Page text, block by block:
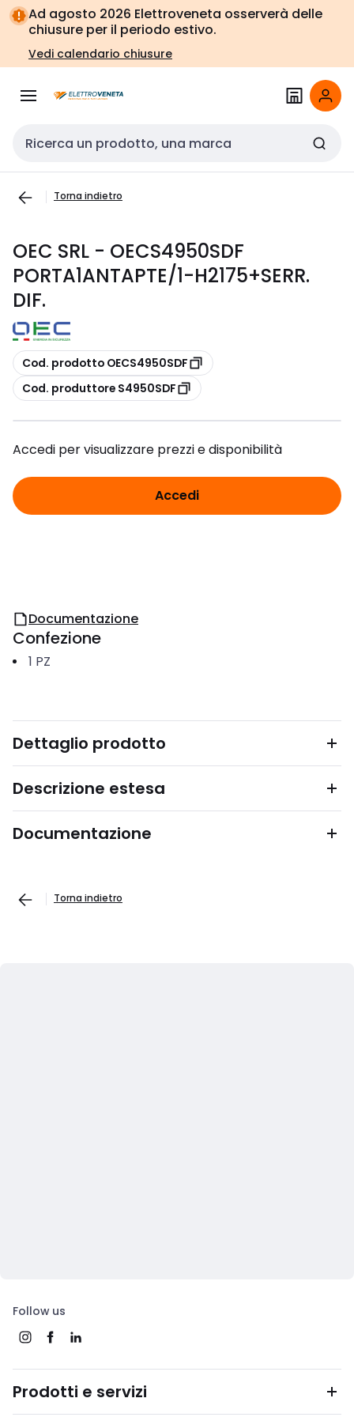
Vai alla
navigazione
Vai
alla
pagina
Ad agosto 2026 Elettroveneta osserverà delle
chiusure per il periodo estivo.
Vedi calendario chiusure
Cerca input
Torna indietro
OEC SRL - OECS4950SDF
PORTA1ANTAPTE/1-H2175+SERR.
DIF.
copia
Cod. prodotto OECS4950SDF
copia
Cod. produttore S4950SDF
Accedi per visualizzare prezzi e disponibilità
Accedi
Documentazione
Confezione
1 PZ
Dettaglio prodotto
Descrizione estesa
Documentazione
Torna indietro
Follow us
Prodotti e servizi